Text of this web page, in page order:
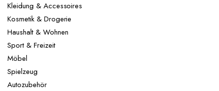
Kleidung & Accessoires
Kosmetik & Drogerie
Haushalt & Wohnen
Sport & Freizeit
Möbel
Spielzeug
Autozubehör